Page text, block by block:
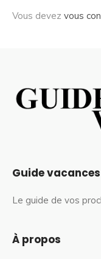
Vous devez vous
Guide vacances
Le guide de vos
À propos